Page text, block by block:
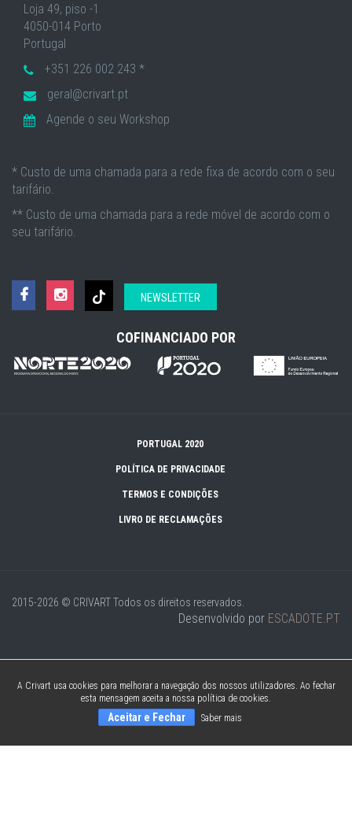
Loja 49, piso -1
4050-014 Porto
Portugal
+351 226 002 243 *
geral@crivart.pt
Agende o seu Workshop
* Custo de uma chamada para a rede fixa de acordo com o seu
tarifário.
** Custo de uma chamada para a rede móvel de acordo com o
seu tarifário.
NEWSLETTER
COFINANCIADO POR
PORTUGAL 2020
POLÍTICA DE PRIVACIDADE
TERMOS E CONDIÇÕES
LIVRO DE RECLAMAÇÕES
2015-2026 © CRIVARTTodos os direitos reservados.
Desenvolvido por ESCADOTE.PT
A Crivart usa cookies para melhorar a navegação dos nossos utilizadores. Ao fechar
esta mensagem aceita a nossa política de cookies.
Aceitar e Fechar Saber mais